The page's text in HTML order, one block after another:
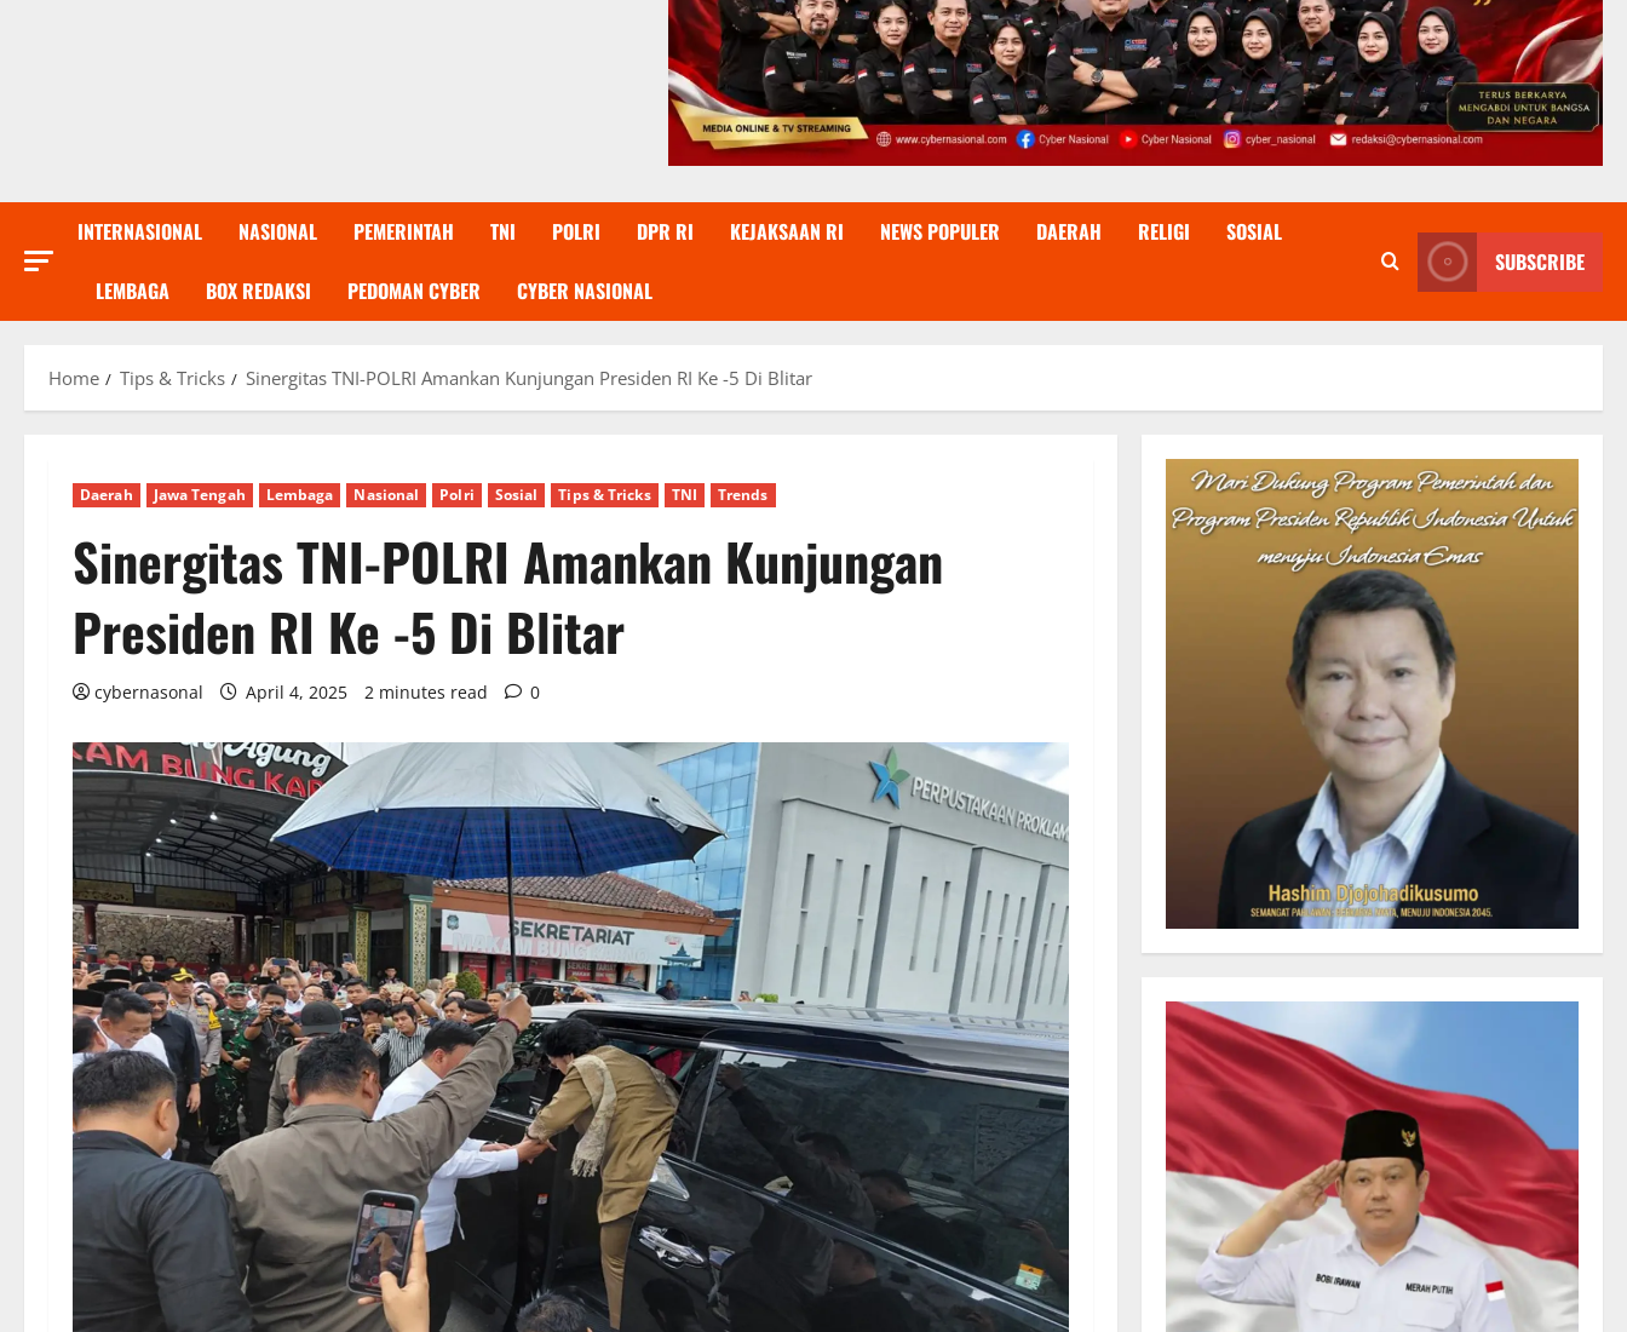
INTERNASIONAL NASIONAL PEMERINTAH TNI POLRI DPR RI KEJAKSAAN RI NEWS POPULER DAERAH RELIGI SOSIAL
LEMBAGA BOX REDAKSI PEDOMAN CYBER CYBER NASIONAL
SUBSCRIBE
Home Tips & Tricks Sinergitas TNI-POLRI Amankan Kunjungan Presiden RI Ke -5 Di Blitar
Daerah Jawa Tengah Lembaga Nasional Polri Sosial Tips & Tricks TNI Trends
Sinergitas TNI-POLRI Amankan Kunjungan
Presiden RI Ke -5 Di Blitar
cybernasonal April 4, 2025 2 minutes read 0